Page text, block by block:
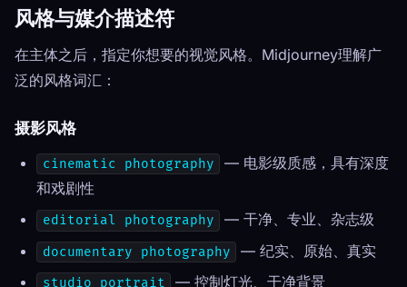
风格与媒介描述符
在主体之后，指定你想要的视觉风格。Midjourney理解广
泛的风格词汇：
摄影风格
cinematic photography
— 电影级质感，具有深度
和戏剧性
editorial photography — 干净、专业、杂志级
documentary photography — 纪实、原始、真实
studio portrait — 控制灯光、干净背景